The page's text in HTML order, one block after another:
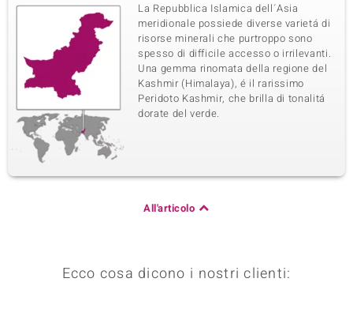
La Repubblica Islamica dell´Asia
meridionale possiede diverse varietá di
risorse minerali che purtroppo sono
spesso di difficile accesso o irrilevanti.
Una gemma rinomata della regione del
Kashmir (Himalaya), é il rarissimo
Peridoto Kashmir, che brilla di tonalitá
dorate del verde.
All'articolo
Ecco cosa dicono i nostri clienti: